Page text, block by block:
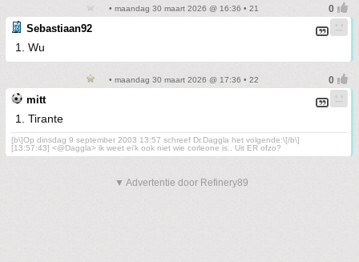
• maandag 30 maart 2026 @ 16:36 • 21
Sebastiaan92
1. Wu
• maandag 30 maart 2026 @ 17:36 • 22
mitt
1. Tirante
[b\]Op dinsdag 9 september 2003 13:57 schreef Dr.Daggla het volgende:\[/b\]
[13:57:43] <@Daggla> ik weet ei'k ook niet wie corleone is.. Uit ER ofzo?
▼ Advertentie door Refinery89